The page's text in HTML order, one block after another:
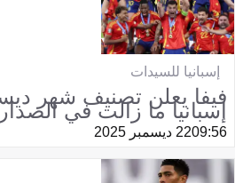
إسبانيا للسيدات
فيفا يعلن تصنيف شهر
إسبانيا ما زالت في
09:5622 ديسمبر 2025